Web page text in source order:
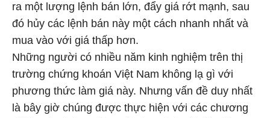
ra một lượng lệnh bán lớn, đẩy giá rớt mạnh, sau
đó hủy các lệnh bán này một cách nhanh nhất và
mua vào với giá thấp hơn.
Những người có nhiều năm kinh nghiệm trên thị
trường chứng khoán Việt Nam không lạ gì với
phương thức làm giá này. Nhưng vấn đề duy nhất
là bây giờ chúng được thực hiện với các chương